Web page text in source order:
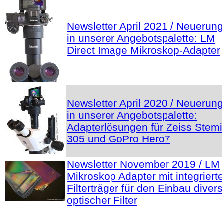
Newsletter April 2021 /
in unserer Angebotspalette: LM
Direct Image Mikroskop-Adapter
Newsletter April 2020 /
in unserer Angebotspalette:
Adapterlösungen für Zeiss Stemi
305 und GoPro Hero7
Newsletter November 2019 / LM
Mikroskop Adapter mit
Filterträger für den Einbau
optischer Filter